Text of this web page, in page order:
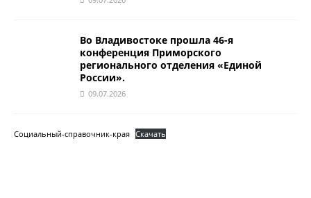
Во Владивостоке прошла 46-я
конференция Приморского
регионального отделения «Единой
России».
09.07.2026
Социальный-справочник-края Скачать